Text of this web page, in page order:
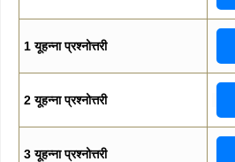
1 यूहन्ना प्रश्नोत्तरी
2 यूहन्ना प्रश्नोत्तरी
3 यूहन्ना प्रश्नोत्तरी